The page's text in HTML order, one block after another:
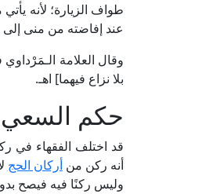
طواف الزيارة؛ لأنه
عند إفاضته من منى إلى
وقال العلامة الـمَرْداوي في "الإنصاف"
بلا نزاع فيهما] اهـ.
حكم السعي
قد اختلف الفقهاء في
أنه ركن منأركان الحج
وليس ركنًا فيه فيصح